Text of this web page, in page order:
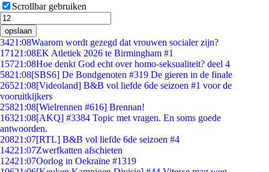
Scrollbar gebruiken
opslaan
3421:08Waarom wordt gezegd dat vrouwen socialer zijn?
171 21:08EK Atletiek 2026 te Birmingham #1
15721:08Hoe denkt God echt over homo-seksualiteit? deel 4
5821:08[SBS6] De Bondgenoten #319 De gieren in de finale
26521:08[Videoland] B&B vol liefde 6de seizoen #1 voor de
vooruitkijkers
25821:08[Wielrennen #616] Brennan!
16321:08[AKQ] #3384 Topic met vragen. En soms goede
antwoorden.
20821:07[RTL] B&B vol liefde 6de seizoen #4
14221:07Zwerfkatten afschieten
12421:07Oorlog in Oekraïne #1319